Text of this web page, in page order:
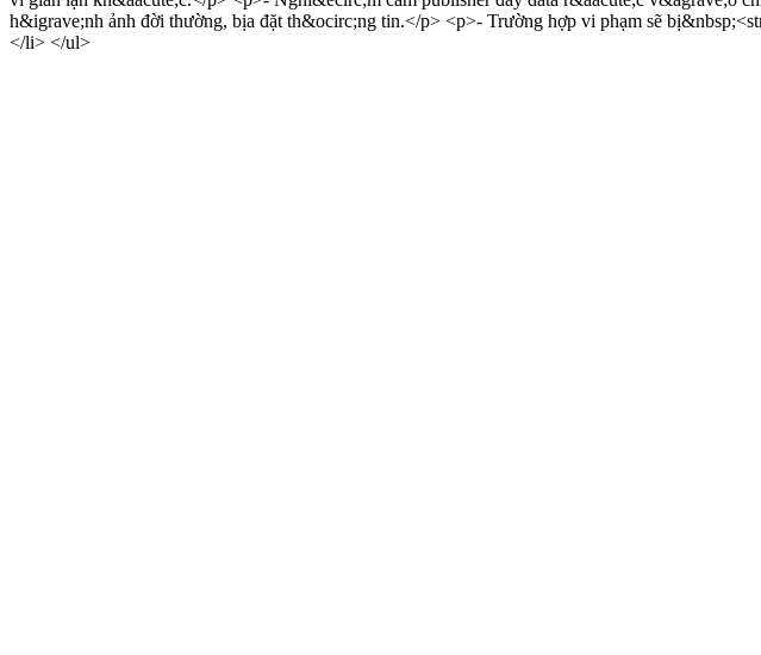
h&igrave;nh ảnh đời thường, bịa đặt th&ocirc;ng tin.</p> <p>- Trường hợp vi phạm sẽ
</li> </ul>